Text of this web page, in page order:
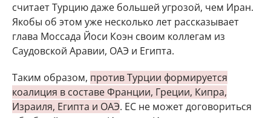
считает Турцию даже большей угрозой, чем Иран.
Якобы об этом уже несколько лет рассказывает
глава Моссада Йоси Коэн своим коллегам из
Саудовской Аравии, ОАЭ и Египта.
Таким образом, против Турции формируется
коалиция в составе Франции, Греции, Кипра,
Израиля, Египта и ОАЭ. ЕС не может договориться